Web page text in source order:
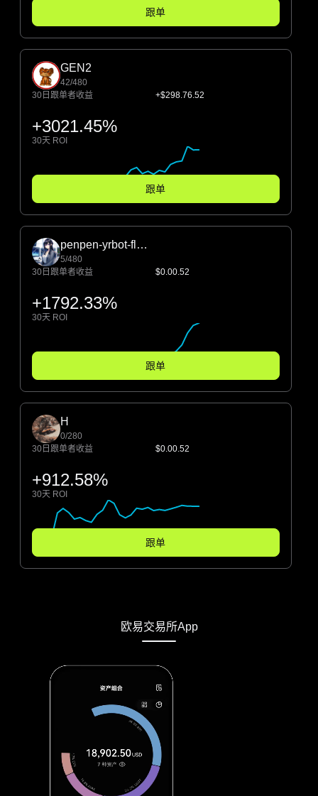
跟单
GEN2
42/480
30日跟单者收益
+$298.76.52
+3021.45%
30天 ROI
跟单
penpen-yrbot-flymoon
5/480
30日跟单者收益
$0.00.52
+1792.33%
30天 ROI
跟单
H
0/280
30日跟单者收益
$0.00.52
+912.58%
30天 ROI
跟单
欧易交易所App